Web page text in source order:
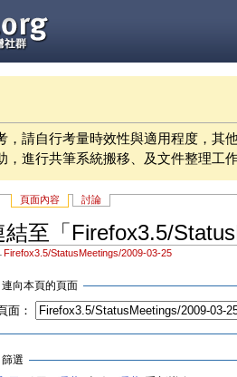
，請自行考量時效性與適用程度，其
，進行共筆系統搬移、及文件整理工
頁面內容 討論
結至「Firefox3.5/
Firefox3.5/StatusMeetings/2009-03-25
連向本頁的頁面
面：
篩選